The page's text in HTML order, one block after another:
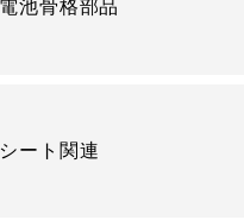
電池骨格部品
シート関連